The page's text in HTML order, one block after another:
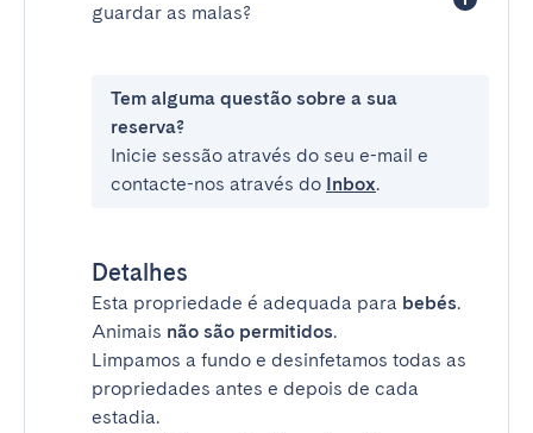
guardar as malas?
Tem alguma questão sobre a sua
reserva?
Inicie sessão através do seu e-mail e
contacte-nos através do Inbox.
Detalhes
Esta propriedade é adequada para bebés.
Animais não são permitidos.
Limpamos a fundo e desinfetamos todas as
propriedades antes e depois de cada
estadia.